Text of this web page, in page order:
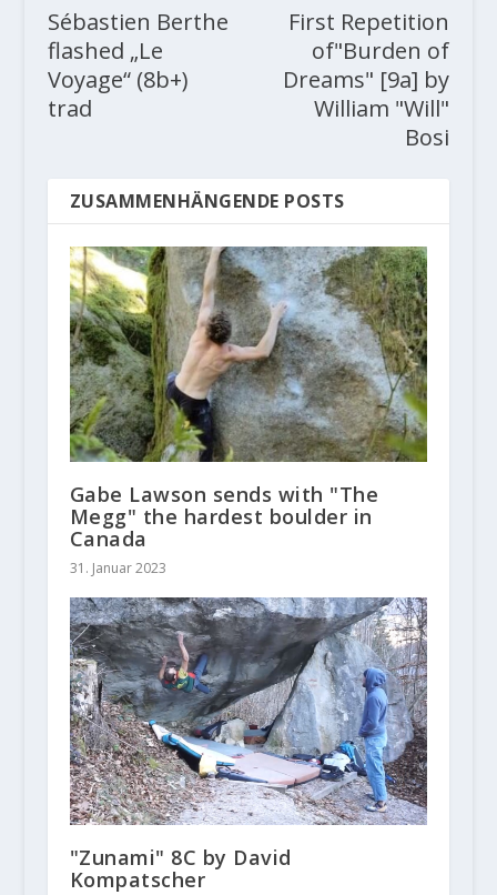
Sébastien Berthe
flashed „Le
Voyage“ (8b+)
trad
First Repetition
of"Burden of
Dreams" [9a] by
William "Will"
Bosi
ZUSAMMENHÄNGENDE POSTS
Gabe Lawson sends with "The
Megg" the hardest boulder in
Canada
31. Januar 2023
"Zunami" 8C by David
Kompatscher